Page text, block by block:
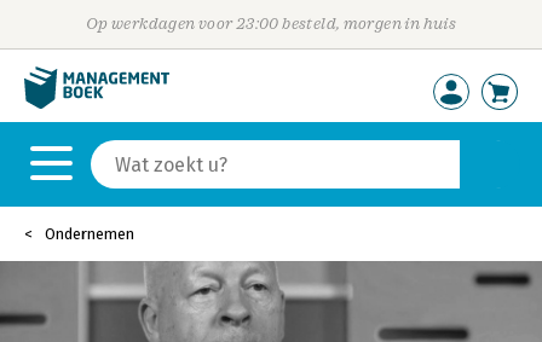
Op werkdagen voor 23:00 besteld, morgen in huis
Ondernemen